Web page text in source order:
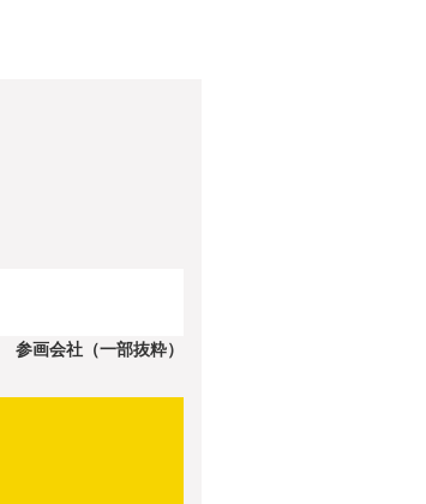
参画会社（一部抜粋）